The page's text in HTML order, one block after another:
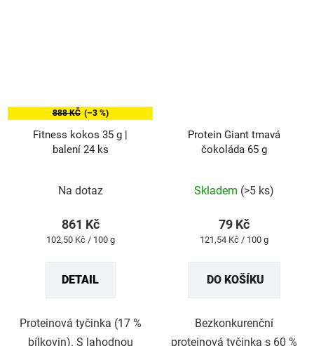
888 KČ (–3 %)
Fitness kokos 35 g |
balení 24 ks
hodnocení
je
Na dotaz
861 Kč
Měrná
102,50 Kč / 100 g
DETAIL
Proteinová tyčinka (17 %
bílkovin). S lahodnou
Protein Giant tmavá
čokoláda 65 g
hodnocení
je
Skladem (>5 ks)
79 Kč
Měrná
121,54 Kč / 100 g
DO KOŠÍKU
Bezkonkurenční
proteinová tyčinka s 60 %